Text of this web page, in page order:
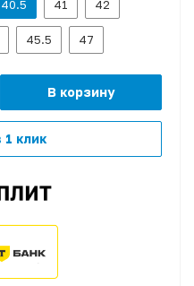
40.5 41 42
45.5 47
В корзину
1 клик